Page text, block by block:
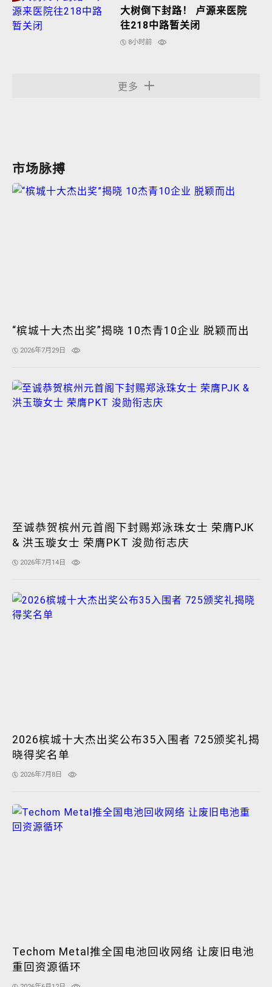
大树倒下封路！ 卢源来医院
往218中路暂关闭
8小时前
更多
市场脉搏
“槟城十大杰出奖”揭晓 10杰青10企业 脱颖而出
2026年7月29日
至诚恭贺槟州元首阁下封赐郑泳珠女士 荣膺PJK
& 洪玉璇女士 荣膺PKT 浚勋衔志庆
2026年7月14日
2026槟城十大杰出奖公布35入围者 725颁奖礼揭
晓得奖名单
2026年7月8日
Techom Metal推全国电池回收网络 让废旧电池
重回资源循环